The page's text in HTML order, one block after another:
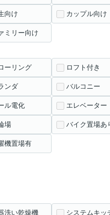
向け カップル向け
ミリー向け
ーリング ロフト付き
ンダ バルコニー
ル電化 エレベーター
場 バイク置場あ
機置場有
洗い乾燥機 システムキッ